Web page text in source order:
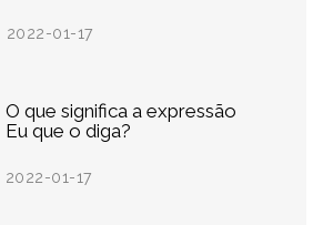
2022-01-17
O que significa a expressão
Eu que o diga?
2022-01-17